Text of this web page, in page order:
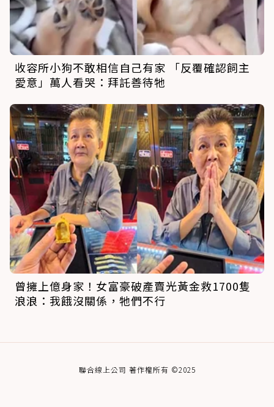
收容所小狗不敢相信自己有家 「反覆確認飼主
愛意」萬人看哭：拜託善待牠
曾擁上億身家！女富豪破產賣光黃金救1700隻
浪浪：我餓沒關係，牠們不行
聯合線上公司 著作權所有 ©2025